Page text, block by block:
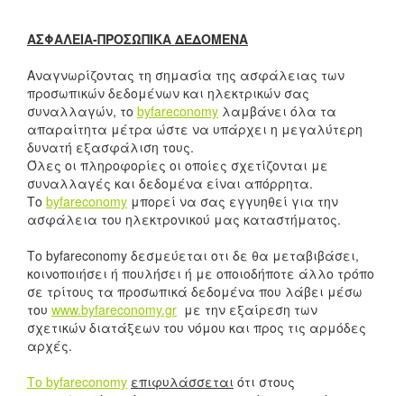
ΑΣΦΑΛΕΙΑ-ΠΡΟΣΩΠΙΚΑ ΔΕΔΟΜΕΝΑ
Αναγνωρίζοντας τη σημασία της ασφάλειας των
προσωπικών δεδομένων και ηλεκτρικών σας
συναλλαγών, το byfareconomy λαμβάνει όλα τα
απαραίτητα μέτρα ώστε να υπάρχει η μεγαλύτερη
δυνατή εξασφάλιση τους.
Όλες οι πληροφορίες οι οποίες σχετίζονται με
συναλλαγές και δεδομένα είναι απόρρητα.
Το byfareconomy μπορεί να σας εγγυηθεί για την
ασφάλεια του ηλεκτρονικού μας καταστήματος.
Το byfareconomy δεσμεύεται οτι δε θα μεταβιβάσει,
κοινοποιήσει ή πουλήσει ή με οποιοδήποτε άλλο τρόπο
σε τρίτους τα προσωπικά δεδομένα που λάβει μέσω
του www.byfareconomy.gr με την εξαίρεση των
σχετικών διατάξεων του νόμου και προς τις αρμόδες
αρχές.
Το byfareconomy επιφυλάσσεται ότι στους